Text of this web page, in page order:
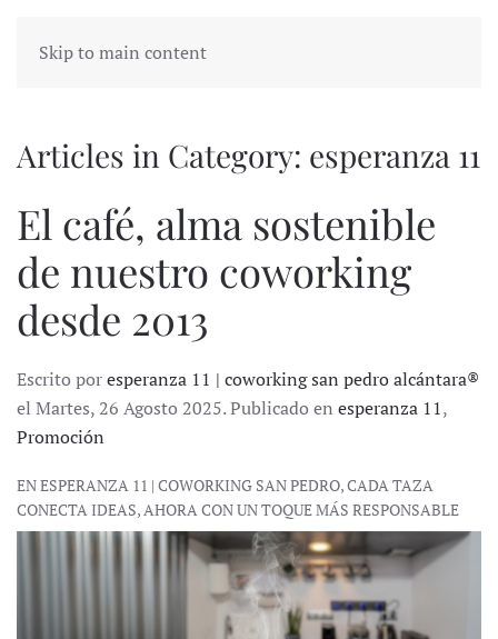
Skip to main content
Articles in Category: esperanza 11
El café, alma sostenible
de nuestro coworking
desde 2013
Escrito poresperanza 11 | coworking san pedro alcántara®
el Martes, 26 Agosto 2025. Publicado en esperanza 11,
Promoción
EN ESPERANZA 11 | COWORKING SAN PEDRO, CADA TAZA
CONECTA IDEAS, AHORA CON UN TOQUE MÁS RESPONSABLE